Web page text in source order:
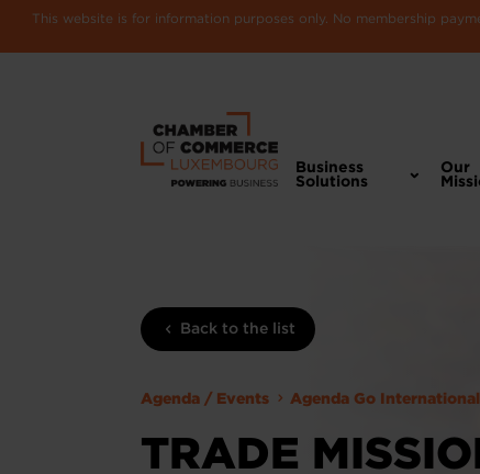
This website is for information purposes only. No membership
Business
Solutions
Our
Back to the list
Agenda / Events Agenda Go International
TRADE